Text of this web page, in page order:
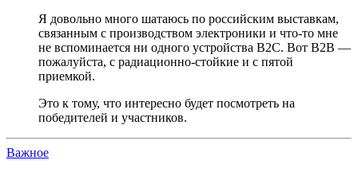
Я довольно много шатаюсь по российским выставкам,
связанным с производством электроники и что-то мне
не вспоминается ни одного устройства B2C. Вот B2B —
пожалуйста, с радиационно-стойкие и с пятой
приемкой.
Это к тому, что интересно будет посмотреть на
победителей и участников.
Важное